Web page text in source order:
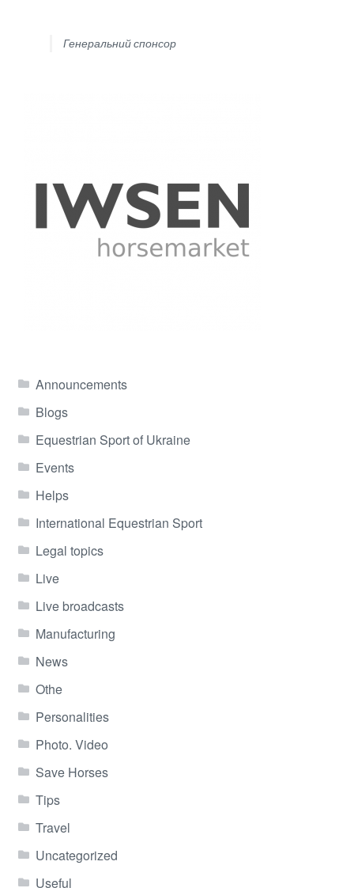
Генеральний спонсор
Announcements
Blogs
Equestrian Sport of Ukraine
Events
Helps
International Equestrian Sport
Legal topics
Live
Live broadcasts
Manufacturing
News
Othe
Personalities
Photo. Video
Save Horses
Tips
Travel
Uncategorized
Useful